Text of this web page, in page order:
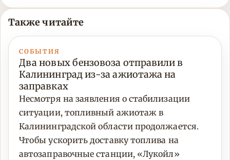
Также читайте
СОБЫТИЯ
Два новых бензовоза отправили в
Калининград из-за ажиотажа на
заправках
Несмотря на заявления о стабилизации
ситуации, топливный ажиотаж в
Калининградской области продолжается.
Чтобы ускорить доставку топлива на
автозаправочные станции, «Лукойл»